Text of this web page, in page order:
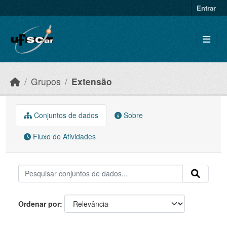
Entrar
Grupos Extensão
Conjuntos de dados Sobre
Fluxo de Atividades
Ordenar por